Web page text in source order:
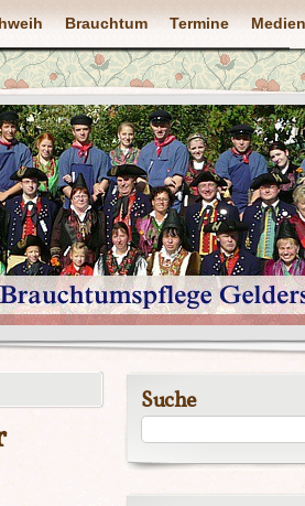
Brauchtum Termine Medien
Suche